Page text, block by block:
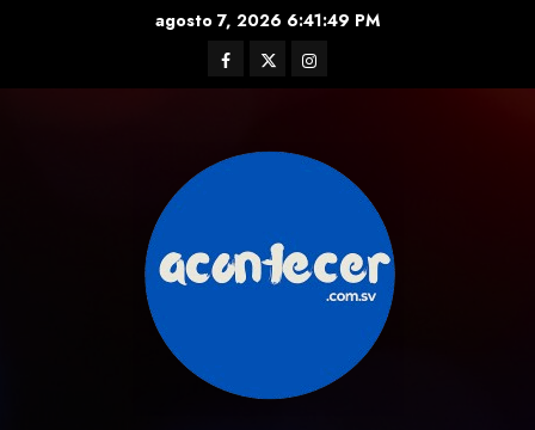
agosto 7, 2026 6:41:50 PM
Facebook
TwitterInstagram